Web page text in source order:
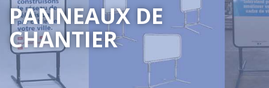
PANNEAUX DE
CHANTIER